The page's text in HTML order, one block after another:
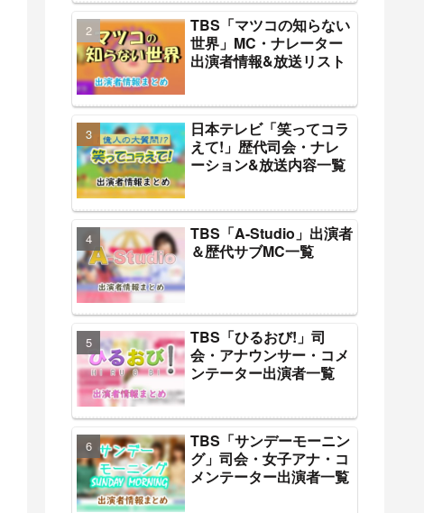
TBS「マツコの知らない
世界」MC・ナレーター
出演者情報&放送リスト
日本テレビ「笑ってコラ
えて!」歴代司会・ナレ
ーション&放送内容一覧
TBS「A-Studio」出演者
＆歴代サブMC一覧
TBS「ひるおび!」司
会・アナウンサー・コメ
ンテーター出演者一覧
TBS「サンデーモーニン
グ」司会・女子アナ・コ
メンテーター出演者一覧